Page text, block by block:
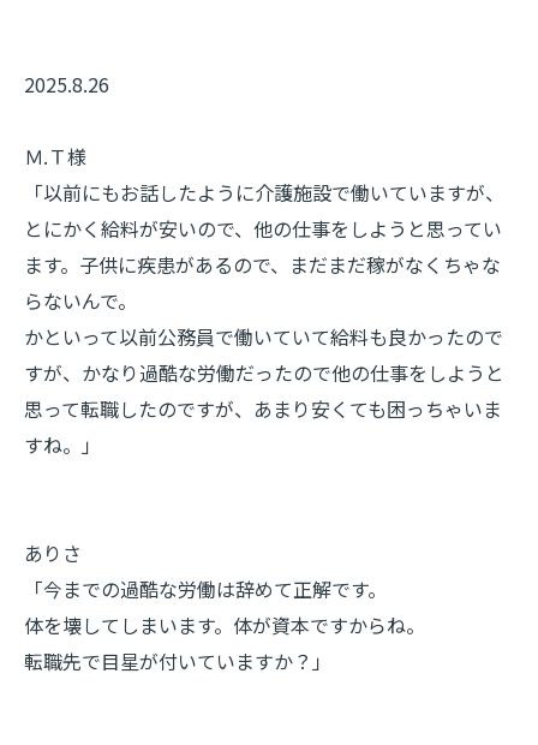
2025.8.26
Ｍ.Ｔ様
「以前にもお話したように介護施設で働いていますが、
とにかく給料が安いので、他の仕事をしようと思ってい
ます。子供に疾患があるので、まだまだ稼がなくちゃな
らないんで。
かといって以前公務員で働いていて給料も良かったので
すが、かなり過酷な労働だったので他の仕事をしようと
思って転職したのですが、あまり安くても困っちゃいま
すね。」
ありさ
「今までの過酷な労働は辞めて正解です。
体を壊してしまいます。体が資本ですからね。
転職先で目星が付いていますか？」